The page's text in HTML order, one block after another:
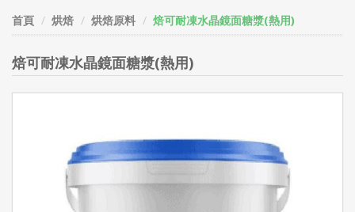
首頁 烘焙 烘焙原料 焙可耐凍水晶鏡面糖漿(熱用)
焙可耐凍水晶鏡面糖漿(熱用)